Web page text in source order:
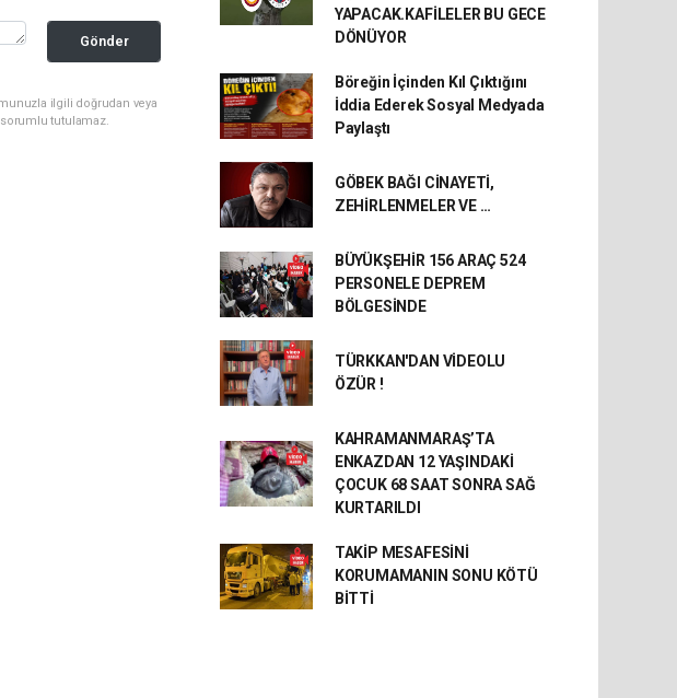
Gönder
ilgili doğrudan veya
tutulamaz.
YAPACAK.KAFİLELER BU GECE
DÖNÜYOR
Böreğin İçinden Kıl Çıktığını
İddia Ederek Sosyal Medyada
Paylaştı
GÖBEK BAĞI CİNAYETİ,
ZEHİRLENMELER VE …
BÜYÜKŞEHİR 156 ARAÇ 524
PERSONELE DEPREM
BÖLGESİNDE
TÜRKKAN'DAN VİDEOLU
ÖZÜR !
KAHRAMANMARAŞ’TA
ENKAZDAN 12 YAŞINDAKİ
ÇOCUK 68 SAAT SONRA SAĞ
KURTARILDI
TAKİP MESAFESİNİ
KORUMAMANIN SONU KÖTÜ
BİTTİ